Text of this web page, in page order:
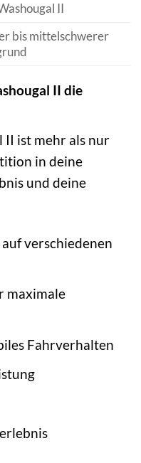
II
bis mittelschwerer
II die
II ist mehr als nur
in deine
und deine
verschiedenen
maximale
Fahrverhalten